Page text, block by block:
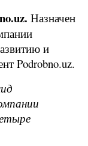
Назначен
и
Podrobno.uz.